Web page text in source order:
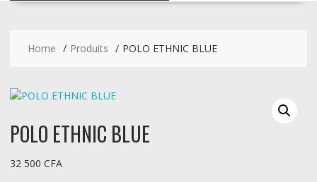
Home Produits POLO ETHNIC BLUE
POLO ETHNIC BLUE
32 500 CFA